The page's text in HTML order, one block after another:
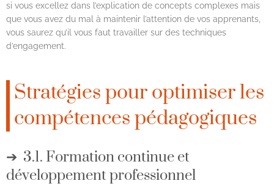
si vous excellez dans l’explication de concepts complexes mais
que vous avez du mal à maintenir l’attention de vos apprenants,
vous saurez qu’il vous faut travailler sur des techniques
d’engagement.
Stratégies pour optimiser les
compétences pédagogiques
3.1. Formation continue et
développement professionnel